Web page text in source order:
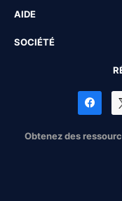
AIDE
SOCIÉTÉ
Obtenez des